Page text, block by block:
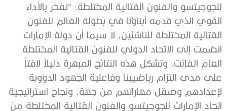
للجوجيتسو والفنون القتالية المختلطة: “نفخر بالأداء
القوي الذي قدمه أبناؤنا في بطولة العالم للفنون
القتالية المختلطة للناشئين، لا سيما أن دولة الإمارات
انضمت إلى الاتحاد الدولي للفنون القتالية المختلطة
العام الفائت. وتشكل هذه النتائج المبهرة دليلاً لافتاً
على مدى التزام رياضيينا وفاعلية الجهود الدؤوبة
لإعدادهم وصقل مهاراتهم من جهة، ونجاح استراتيجية
اتحاد الإمارات للجوجيتسو والفنون القتالية المختلطة من